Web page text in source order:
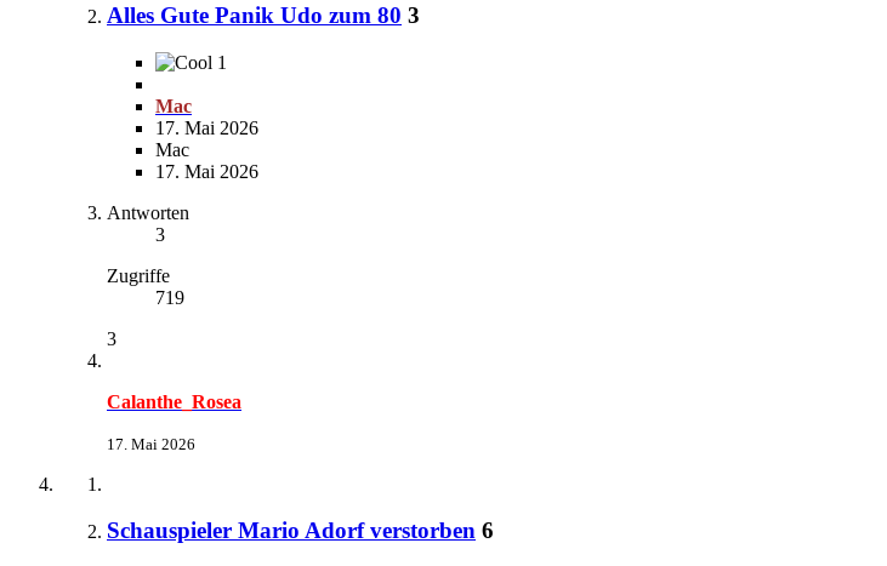
Alles Gute Panik Udo zum 80 3
1
Mac
17. Mai 2026
Mac
17. Mai 2026
Antworten
3
Zugriffe
719
3
Calanthe_Rosea
17. Mai 2026
Schauspieler Mario Adorf verstorben 6